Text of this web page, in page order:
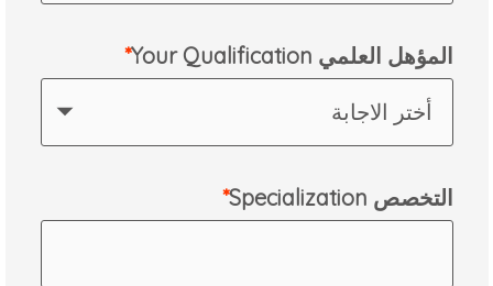
المؤهل العلمي Your Qualification
أختر الاجابة
التخصص ​​Specialization